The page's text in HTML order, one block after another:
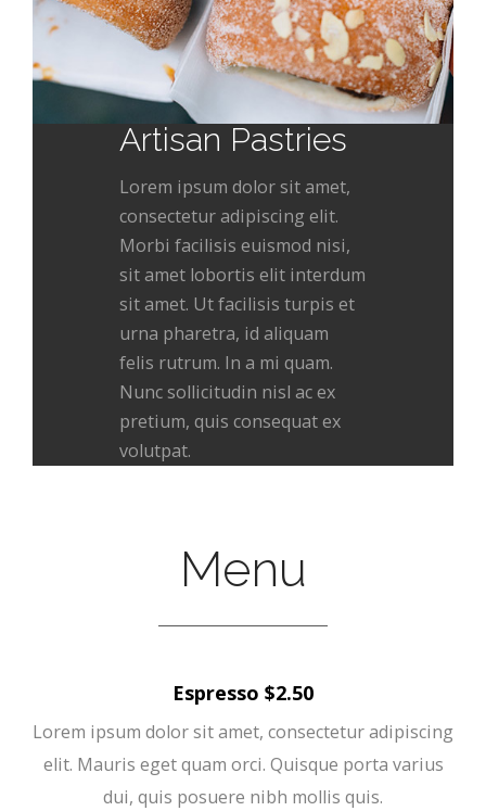
Artisan Pastries
Lorem ipsum dolor sit amet,
consectetur adipiscing elit.
Morbi facilisis euismod nisi,
sit amet lobortis elit interdum
sit amet. Ut facilisis turpis et
urna pharetra, id aliquam
felis rutrum. In a mi quam.
Nunc sollicitudin nisl ac ex
pretium, quis consequat ex
volutpat.
Menu
Espresso $2.50
Lorem ipsum dolor sit amet, consectetur adipiscing
elit. Mauris eget quam orci. Quisque porta varius
dui, quis posuere nibh mollis quis.